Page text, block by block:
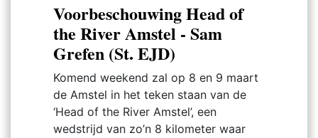
Voorbeschouwing Head of
the River Amstel - Sam
Grefen (St. EJD)
Komend weekend zal op 8 en 9 maart
de Amstel in het teken staan van de
‘Head of the River Amstel’, een
wedstrijd van zo’n 8 kilometer waar